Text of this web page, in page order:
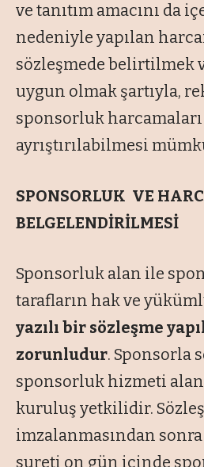
ve tanıtım amacını da
nedeniyle yapılan
sözleşmede belirtilmek
uygun olmak şartıyla,
sponsorluk
ayrıştırılabilmesi
SPONSORLUK VE
BELGELENDİRİLMESİ
Sponsorluk alan ile
tarafların hak ve
yazılı bir sözleşme
zorunludur. Sponsorla
sponsorluk hizmeti
kuruluş yetkilidir.
imzalanmasından
sureti on gün içinde